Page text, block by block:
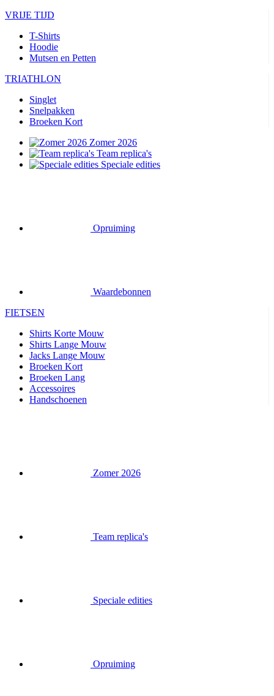
VRIJE TIJD
T-Shirts
Hoodie
Mutsen en Petten
TRIATHLON
Singlet
Snelpakken
Broeken Kort
Zomer 2026
Team replica's
Speciale edities
Opruiming
Waardebonnen
FIETSEN
Shirts Korte Mouw
Shirts Lange Mouw
Jacks Lange Mouw
Broeken Kort
Broeken Lang
Accessoires
Handschoenen
Zomer 2026
Team replica's
Speciale edities
Opruiming